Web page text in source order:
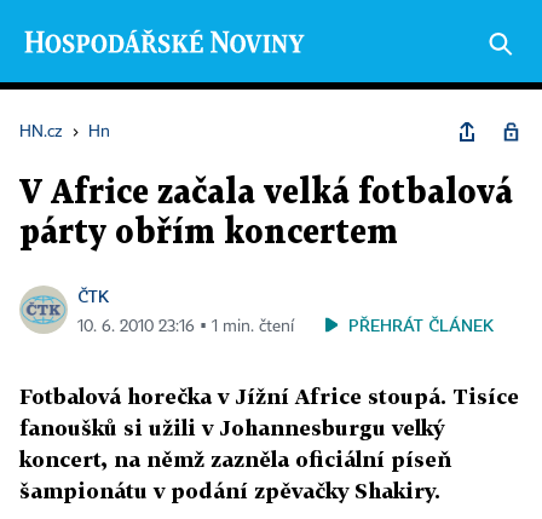
HN.cz › Hn
V Africe začala velká fotbalová
párty obřím koncertem
ČTK
10. 6. 2010 23:16 ▪ 1 min. čtení PŘEHRÁT ČLÁNEK
Fotbalová horečka v Jížní Africe stoupá. Tisíce
fanoušků si užili v Johannesburgu velký
koncert, na němž zazněla oficiální píseň
šampionátu v podání zpěvačky Shakiry.